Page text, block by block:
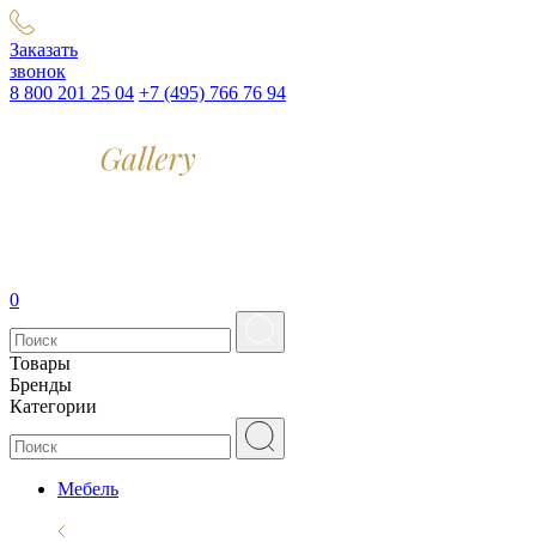
Заказать
звонок
8 800 201 25 04 +7 (495) 766 76 94
0
Товары
Бренды
Категории
Мебель